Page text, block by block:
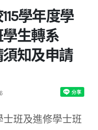
學年度學
生轉系
須知及申請
士班及進修學士班